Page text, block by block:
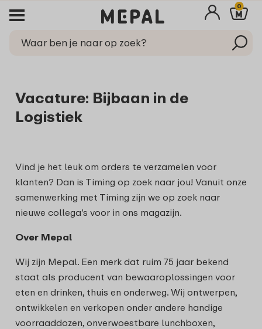
0
Vacature: Bijbaan in de
Logistiek
Vind je het leuk om orders te verzamelen voor
klanten? Dan is Timing op zoek naar jou! Vanuit onze
samenwerking met Timing zijn we op zoek naar
nieuwe collega’s voor in ons magazijn.
Over Mepal
Wij zijn Mepal. Een merk dat ruim 75 jaar bekend
staat als producent van bewaaroplossingen voor
eten en drinken, thuis en onderweg. Wij ontwerpen,
ontwikkelen en verkopen onder andere handige
voorraaddozen, onverwoestbare lunchboxen,